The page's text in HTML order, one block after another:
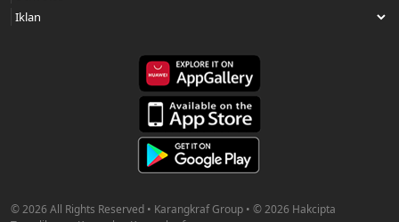
© 2026 All Rights Reserved • Karangkraf Group • © 2026 Hakcipta